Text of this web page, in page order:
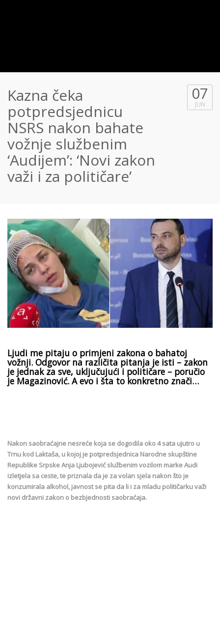
Kazna čeka
potpredsjednicu
NSRS nakon bahate
vožnje službenim
‘Audijem’: ‘Novi zakon
važi i za političare’
07
JUN
Ljudi me pitaju o primjeni zakona o bahatoj
vožnji. Odgovor na različita pitanja je isti – zakon
je jednak za sve, uključujući i političare – poručio
je Magazinović. A evo i šta to konkretno znači…
Nakon saobraćajne nesreće koja se dogodila oko 4 sata ujutro u
Trnu kod Laktaša, u kojoj je potpredsjednica Narodne skupštine
Republike Srpske Anja Ljubojević službenim vozilom marke Audi
izletjela sa ceste, te priznala da je za volan sjela nakon što je
konzumirala alkohol, javnost se pita da li i za mladu političarku važi
novi državni zakon o bezbjednosti saobraćaja.